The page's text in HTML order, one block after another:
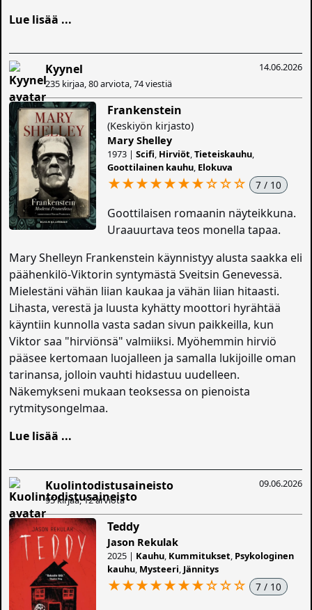
Lue lisää ...
14.06.2026
Kyynel
235 kirjaa, 80 arviota, 74 viestiä
Frankenstein
(Keskiyön kirjasto)
Mary Shelley
1973 |Scifi Hirviöt ,Tieteiskauhu
Goottilainen kauhu Elokuva
★★★★★★★☆☆☆ 7 / 10
Goottilaisen romaanin näyteikkuna.
Uraauurtava teos monella tapaa.
Mary Shelleyn Frankenstein käynnistyy alusta saakka eli
päähenkilö-Viktorin syntymästä Sveitsin Genevessä.
Mielestäni vähän liian kaukaa ja vähän liian hitaasti.
Lihasta, verestä ja luusta kyhätty moottori hyrähtää
käyntiin kunnolla vasta sadan sivun paikkeilla, kun
Viktor saa "hirviönsä" valmiiksi. Myöhemmin hirviö
pääsee kertomaan luojalleen ja samalla lukijoille oman
tarinansa, jolloin vauhti hidastuu uudelleen.
Näkemykseni mukaan teoksessa on pienoista
rytmitysongelmaa.
Lue lisää ...
09.06.2026
Kuolintodistusaineisto
95 kirjaa, 12 arviota
Teddy
Jason Rekulak
2025 | Kauhu Kummitukset Psykologinen
kauhu Mysteeri Jännitys
★★★★★★★☆☆☆ 7 / 10